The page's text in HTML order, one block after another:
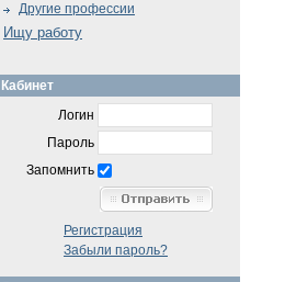
Другие профессии
Ищу работу
Кабинет
Логин
Пароль
Запомнить
Регистрация
Забыли пароль?